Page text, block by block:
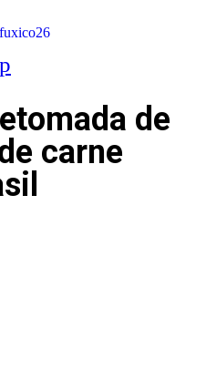
de
carne